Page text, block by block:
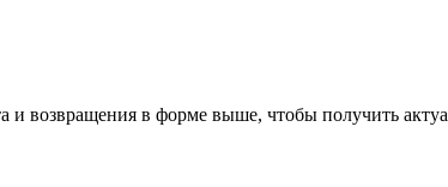
возвращения в форме выше, чтобы получить